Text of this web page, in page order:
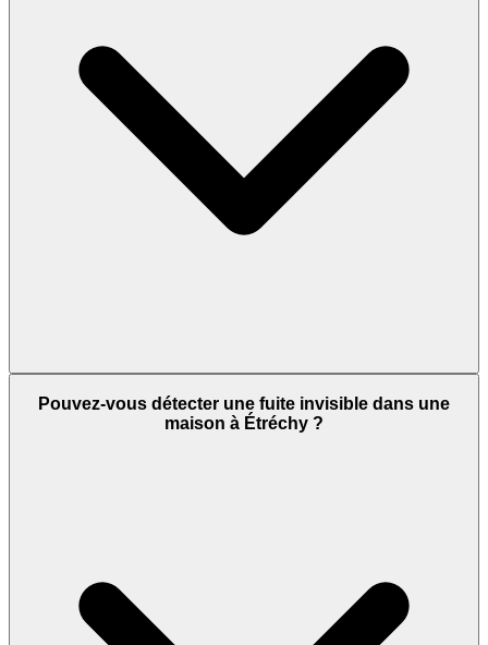
Pouvez-vous détecter une fuite invisible dans une
maison à Étréchy ?